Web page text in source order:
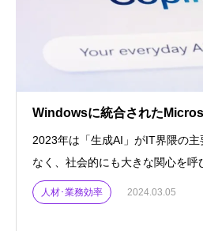
Windowsに統合された
2023年は「生成AI」がIT界隈の
なく、社会的にも大きな関心を
人材･業務効率 2024.03.05